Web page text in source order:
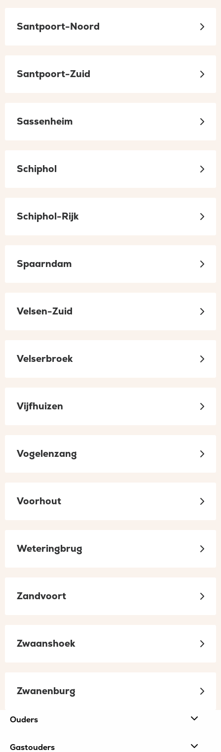
Santpoort-Noord
Santpoort-Zuid
Sassenheim
Schiphol
Schiphol-Rijk
Spaarndam
Velsen-Zuid
Velserbroek
Vijfhuizen
Vogelenzang
Voorhout
Weteringbrug
Zandvoort
Zwaanshoek
Zwanenburg
Site
footer
Ouders
Gastouders